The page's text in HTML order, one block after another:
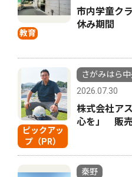
教育
市内学童ク
休み期間
ピックアッ
プ（PR）
さがみはら
2026.07.30
株式会社ア
心を」 販売
秦野